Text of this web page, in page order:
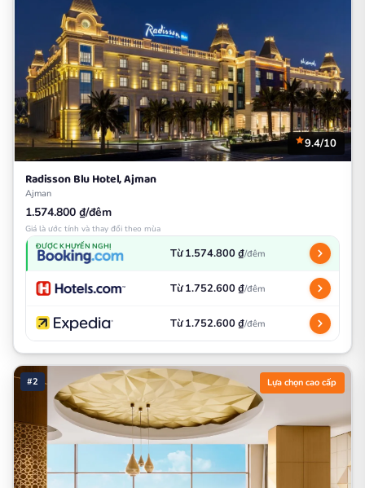
9.4/10
Radisson Blu Hotel, Ajman
Ajman
1.574.800 ₫/đêm
Giá là ước tính và thay đổi theo mùa
ĐƯỢC KHUYẾN NGHỊ Từ 1.574.800 ₫/đêm
Từ 1.752.600 ₫/đêm
Từ 1.752.600 ₫/đêm
#2 Lựa chọn cao cấp